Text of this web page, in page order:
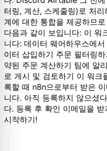
터링, 계산, 스케줄링)로 처
계에 대한 통합을 제공하므
다음과 같이 보입니다: 이 워
니다: 데이터 웨어하우스에
이터 삽입하기 주문 필터링
약된 주문 계산하기 팀에 알
로 게시 및 검토하기 이 워크
록할 때 n8n으로부터 받은
니다. 아직 등록하지 않으셨
다. 등록 후 확인 이메일을
시작하기!